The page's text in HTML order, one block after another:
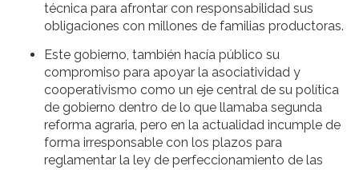
técnica para afrontar con responsabilidad sus
obligaciones con millones de familias productoras.
Este gobierno, también hacía público su
compromiso para apoyar la asociatividad y
cooperativismo como un eje central de su política
de gobierno dentro de lo que llamaba segunda
reforma agraria, pero en la actualidad incumple de
forma irresponsable con los plazos para
reglamentar la ley de perfeccionamiento de las